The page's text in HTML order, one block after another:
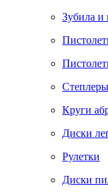
Зубила и
Круги
Диски
Рулетки
Диски